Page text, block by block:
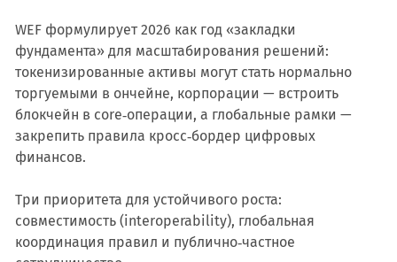
WEF формулирует 2026 как год «закладки
фундамента» для масштабирования решений:
токенизированные активы могут стать нормально
торгуемыми в ончейне, корпорации — встроить
блокчейн в core‑операции, а глобальные рамки —
закрепить правила кросс‑бордер цифровых
финансов.
Три приоритета для устойчивого роста:
совместимость (interoperability), глобальная
координация правил и публично‑частное